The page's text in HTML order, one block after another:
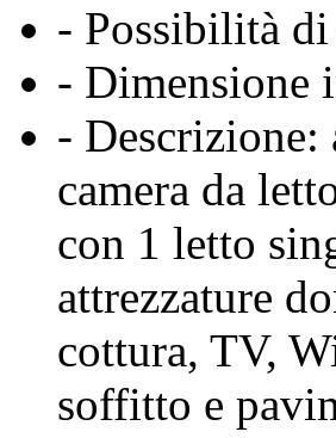
- Possibilità
- Dimensione
- Descrizione:
camera da
con 1 letto
attrezzature
cottura, TV,
soffitto e